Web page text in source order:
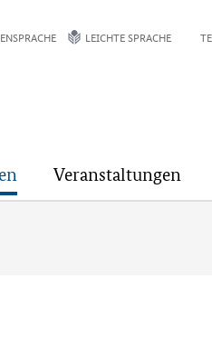
LEICHTE SPRACHE
Veranstaltungen